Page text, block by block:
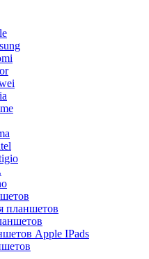
планшетов
Apple IPads